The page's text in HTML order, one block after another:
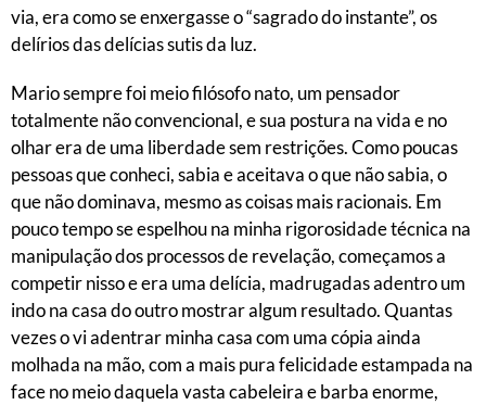
via, era como se enxergasse o “sagrado do instante”, os
delírios das delícias sutis da luz.
Mario sempre foi meio filósofo nato, um pensador
totalmente não convencional, e sua postura na vida e no
olhar era de uma liberdade sem restrições. Como poucas
pessoas que conheci, sabia e aceitava o que não sabia, o
que não dominava, mesmo as coisas mais racionais. Em
pouco tempo se espelhou na minha rigorosidade técnica na
manipulação dos processos de revelação, começamos a
competir nisso e era uma delícia, madrugadas adentro um
indo na casa do outro mostrar algum resultado. Quantas
vezes o vi adentrar minha casa com uma cópia ainda
molhada na mão, com a mais pura felicidade estampada na
face no meio daquela vasta cabeleira e barba enorme,